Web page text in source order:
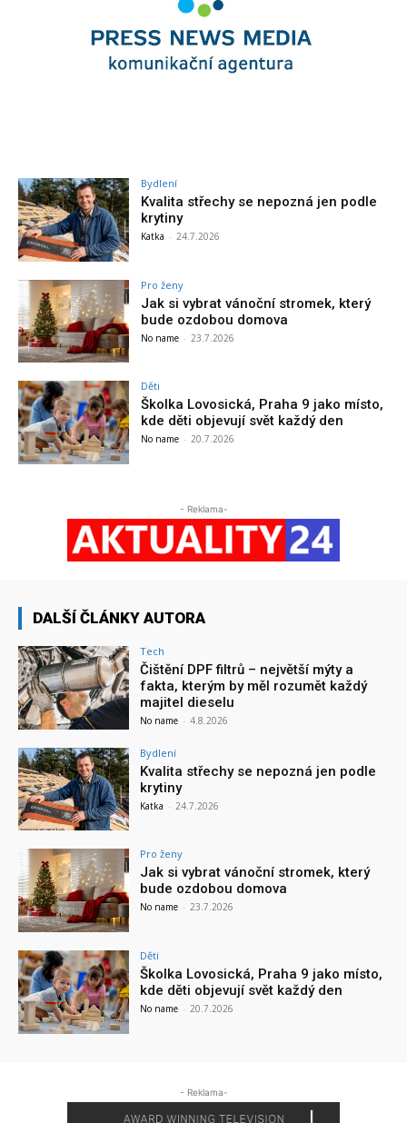
Bydlení
Kvalita střechy se nepozná jen podle
krytiny
Katka - 24.7.2026
Pro ženy
Jak si vybrat vánoční stromek, který
bude ozdobou domova
No name - 23.7.2026
Děti
Školka Lovosická, Praha 9 jako místo,
kde děti objevují svět každý den
No name - 20.7.2026
- Reklama-
DALŠÍ ČLÁNKY AUTORA
Tech
Čištění DPF filtrů – největší mýty a
fakta, kterým by měl rozumět každý
majitel dieselu
No name - 4.8.2026
Bydlení
Kvalita střechy se nepozná jen podle
krytiny
Katka - 24.7.2026
Pro ženy
Jak si vybrat vánoční stromek, který
bude ozdobou domova
No name - 23.7.2026
Děti
Školka Lovosická, Praha 9 jako místo,
kde děti objevují svět každý den
No name - 20.7.2026
- Reklama-